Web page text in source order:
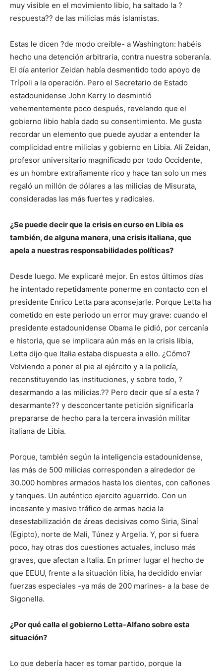
muy visible en el movimiento libio, ha saltado la ?
respuesta?? de las milicias más islamistas.
Estas le dicen ?de modo creíble- a Washington: habéis
hecho una detención arbitraria, contra nuestra soberanía.
El día anterior Zeidan había desmentido todo apoyo de
Trípoli a la operación. Pero el Secretario de Estado
estadounidense John Kerry lo desmintió
vehementemente poco después, revelando que el
gobierno libio había dado su consentimiento. Me gusta
recordar un elemento que puede ayudar a entender la
complicidad entre milicias y gobierno en Libia. Ali Zeidan,
profesor universitario magnificado por todo Occidente,
es un hombre extrañamente rico y hace tan solo un mes
regaló un millón de dólares a las milicias de Misurata,
consideradas las más fuertes y radicales.
¿Se puede decir que la crisis en curso en Libia es
también, de alguna manera, una crisis italiana, que
apela a nuestras responsabilidades políticas?
Desde luego. Me explicaré mejor. En estos últimos días
he intentado repetidamente ponerme en contacto con el
presidente Enrico Letta para aconsejarle. Porque Letta ha
cometido en este periodo un error muy grave: cuando el
presidente estadounidense Obama le pidió, por cercanía
e historia, que se implicara aún más en la crisis libia,
Letta dijo que Italia estaba dispuesta a ello. ¿Cómo?
Volviendo a poner el pie al ejército y a la policía,
reconstituyendo las instituciones, y sobre todo, ?
desarmando a las milicias.?? Pero decir que sí a esta ?
desarmante?? y desconcertante petición significaría
prepararse de hecho para la tercera invasión militar
italiana de Libia.
Porque, también según la inteligencia estadounidense,
las más de 500 milicias corresponden a alrededor de
30.000 hombres armados hasta los dientes, con cañones
y tanques. Un auténtico ejercito aguerrido. Con un
incesante y masivo tráfico de armas hacia la
desestabilización de áreas decisivas como Siria, Sinaí
(Egipto), norte de Mali, Túnez y Argelia. Y, por si fuera
poco, hay otras dos cuestiones actuales, incluso más
graves, que afectan a Italia. En primer lugar el hecho de
que EEUU, frente a la situación libia, ha decidido enviar
fuerzas especiales -ya más de 200 marines- a la base de
Sigonella.
¿Por qué calla el gobierno Letta-Alfano sobre esta
situación?
Lo que debería hacer es tomar partido, porque la